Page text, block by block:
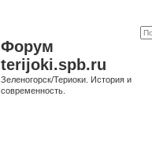
Форум
terijoki.spb.ru
Зеленогорск/Териоки. История и
современность.